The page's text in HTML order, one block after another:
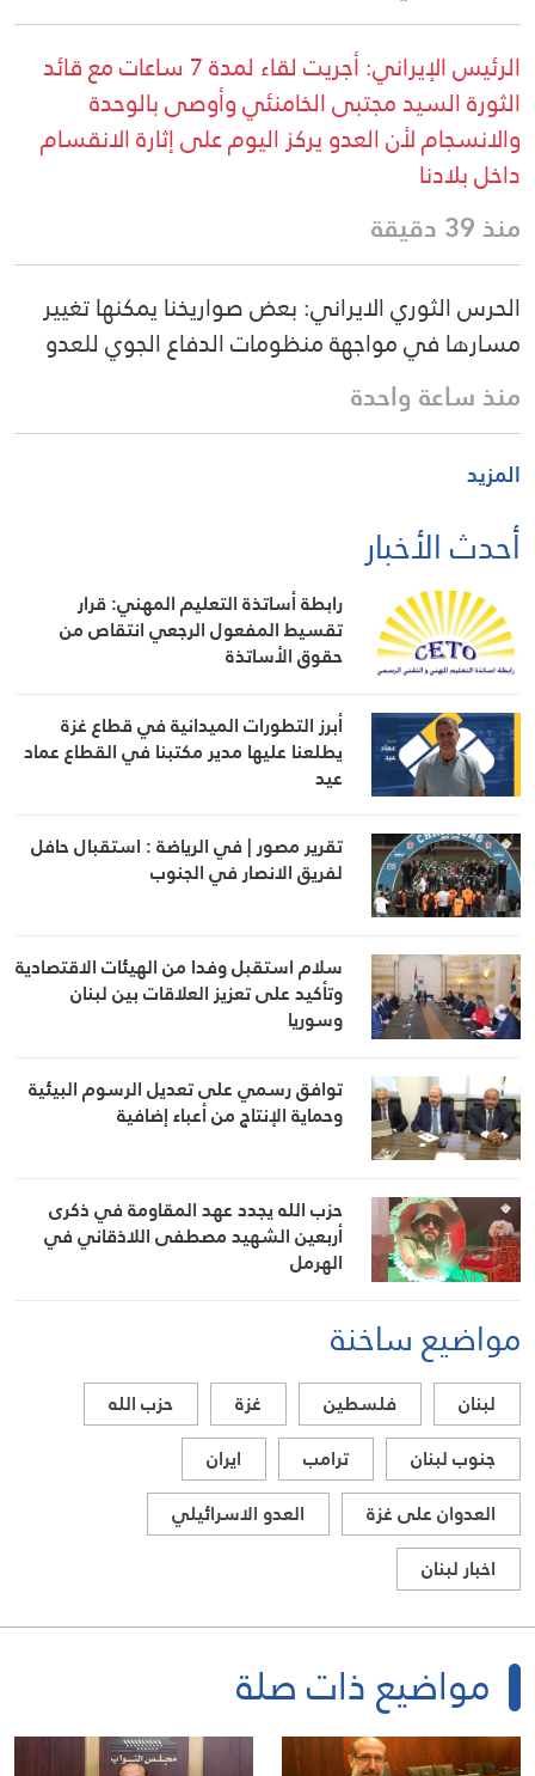
الرئيس الإيراني: أجريت لقاء لمدة 7 ساعات مع قائد
الثورة السيد مجتبى الخامنئي وأوصى بالوحدة
والانسجام لأن العدو يركز اليوم على إثارة الانقسام
داخل بلادنا
منذ 39 دقيقة
الحرس الثوري الايراني: بعض صواريخنا يمكنها تغيير
مسارها في مواجهة منظومات الدفاع الجوي للعدو
منذ ساعة واحدة
المزيد
أحدث الأخبار
رابطة أساتذة التعليم المهني: قرار
تقسيط المفعول الرجعي انتقاص من
حقوق الأساتذة
أبرز التطورات الميدانية في قطاع غزة
يطلعنا عليها مدير مكتبنا في القطاع عماد
عيد
تقرير مصور | في الرياضة : استقبال حافل
لفريق الانصار في الجنوب
سلام استقبل وفدا من الهيئات الاقتصادية
وتأكيد على تعزيز العلاقات بين لبنان
وسوريا
توافق رسمي على تعديل الرسوم البيئية
وحماية الإنتاج من أعباء إضافية
حزب الله يجدد عهد المقاومة في ذكرى
أربعين الشهيد مصطفى اللاذقاني في
الهرمل
مواضيع ساخنة
لبنان فلسطين غزة
حزب الله
جنوب لبنان
ترامب
ايران
العدوان على غزة
العدو الاسرائيلي
اخبار لبنان
مواضيع ذات صلة